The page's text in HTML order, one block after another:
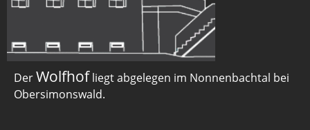
DerWolfhof liegt abgelegen im Nonnenbachtal bei
Obersimonswald.